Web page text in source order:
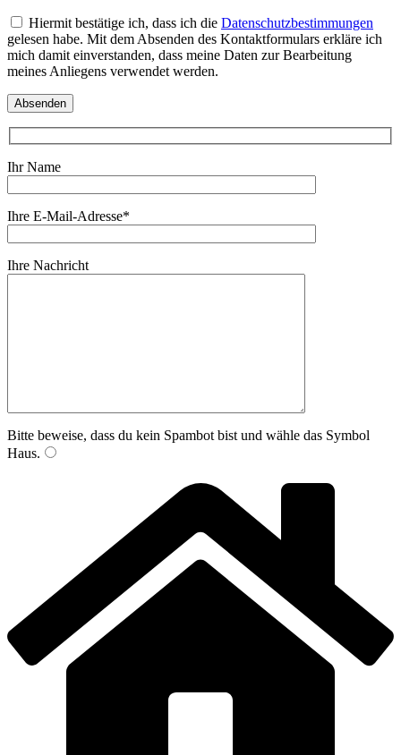
Hiermit bestätige ich, dass ich die Datenschutzbestimmungen
gelesen habe. Mit dem Absenden des Kontaktformulars erkläre ich
mich damit einverstanden, dass meine Daten zur Bearbeitung
meines Anliegens verwendet werden.
Ihr Name
Ihre E-Mail-Adresse*
Ihre Nachricht
Bitte beweise, dass du kein Spambot bist und wähle das Symbol
Haus.